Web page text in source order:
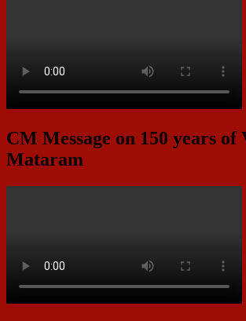
CM Message on 150 years of
Mataram